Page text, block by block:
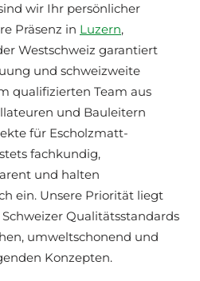
wir Ihr persönlicher
Präsenz in Luzern,
Westschweiz garantiert
und schweizweite
qualifizierten Team aus
und Bauleitern
für Escholzmatt-
fachkundig,
und halten
ein. Unsere Priorität liegt
Qualitätsstandards
umweltschonend und
Konzepten.